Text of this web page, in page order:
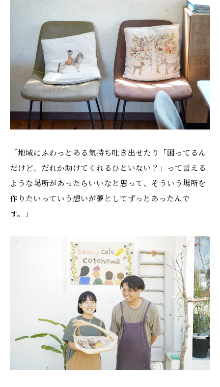
「地域にふわっとある気持ち吐き出せたり「困ってるん
だけど、だれか助けてくれるひといない？」って言える
ような場所があったらいいなと思って、そういう場所を
作りたいっていう想いが夢としてずっとあったんで
す。」